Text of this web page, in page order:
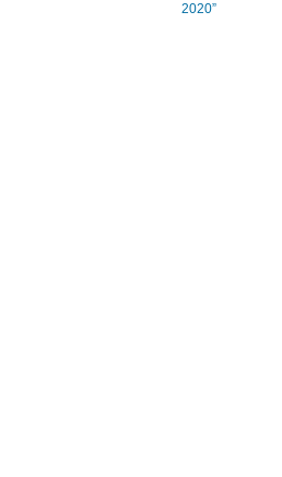
2020”